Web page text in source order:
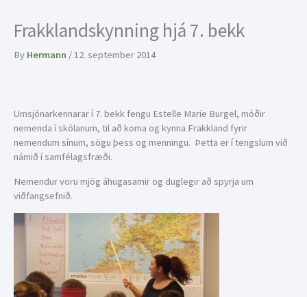
Frakklandskynning hjá 7. bekk
By Hermann /12. september 2014
Umsjónarkennarar í 7. bekk fengu Estelle Marie Burgel, móðir
nemenda í skólanum, til að koma og kynna Frakkland fyrir
nemendum sínum, sögu þess og menningu. Þetta er í tengslum við
námið í samfélagsfræði.
Nemendur voru mjög áhugasamir og duglegir að spyrja um
viðfangsefnið.